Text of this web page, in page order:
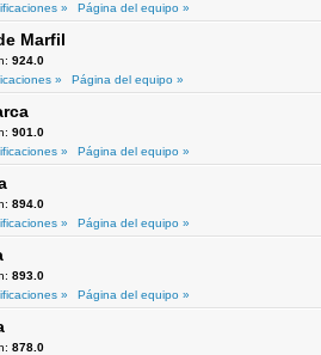
»
Página del equipo »
Marfil
924.0
»
Página del equipo »
901.0
»
Página del equipo »
894.0
»
Página del equipo »
893.0
»
Página del equipo »
878.0